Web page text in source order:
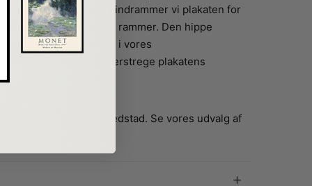
ramme til dit køb, så indrammer vi plakaten for
vores 12 forskellige rammer. Den hippe
andet se godt ud i vores
vil fremhæve og understrege plakatens
af den danske hovedstad. Se vores udvalg af